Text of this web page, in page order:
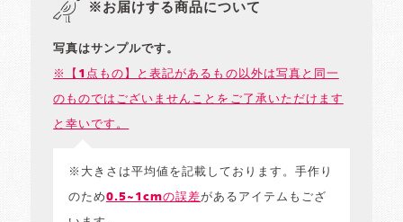
※お届けする商品について
写真はサンプルです。
※【1点もの】と表記があるもの以外は写真と同一
のものではございませんことをご了承いただけます
と幸いです。
※大きさは平均値を記載しております。手作り
のため0.5~1cmの誤差があるアイテムもござ